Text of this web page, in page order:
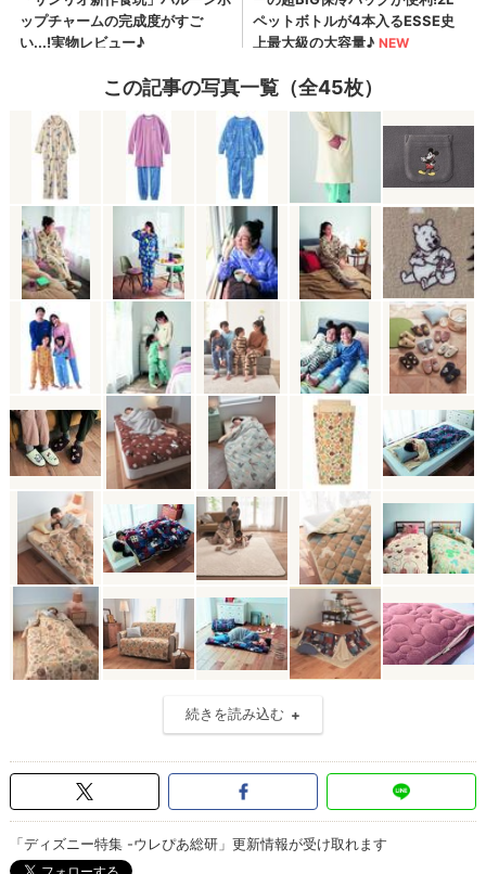
この記事の写真一覧（全45枚）
続きを読み込む
「ディズニー特集 -ウレぴあ総研」更新情報が受け取れます